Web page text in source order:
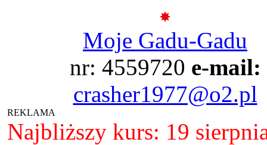
Moje Gadu-Gadu
nr: 4559720 e-mail:
crasher1977@o2.pl
REKLAMA
Najbliższy kurs: 19